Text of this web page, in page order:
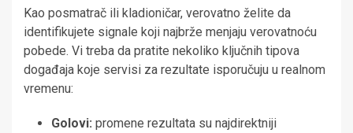
Kao posmatrač ili kladioničar, verovatno želite da
identifikujete signale koji najbrže menjaju verovatnoću
pobede. Vi treba da pratite nekoliko ključnih tipova
događaja koje servisi za rezultate isporučuju u realnom
vremenu:
Golovi: promene rezultata su najdirektniji